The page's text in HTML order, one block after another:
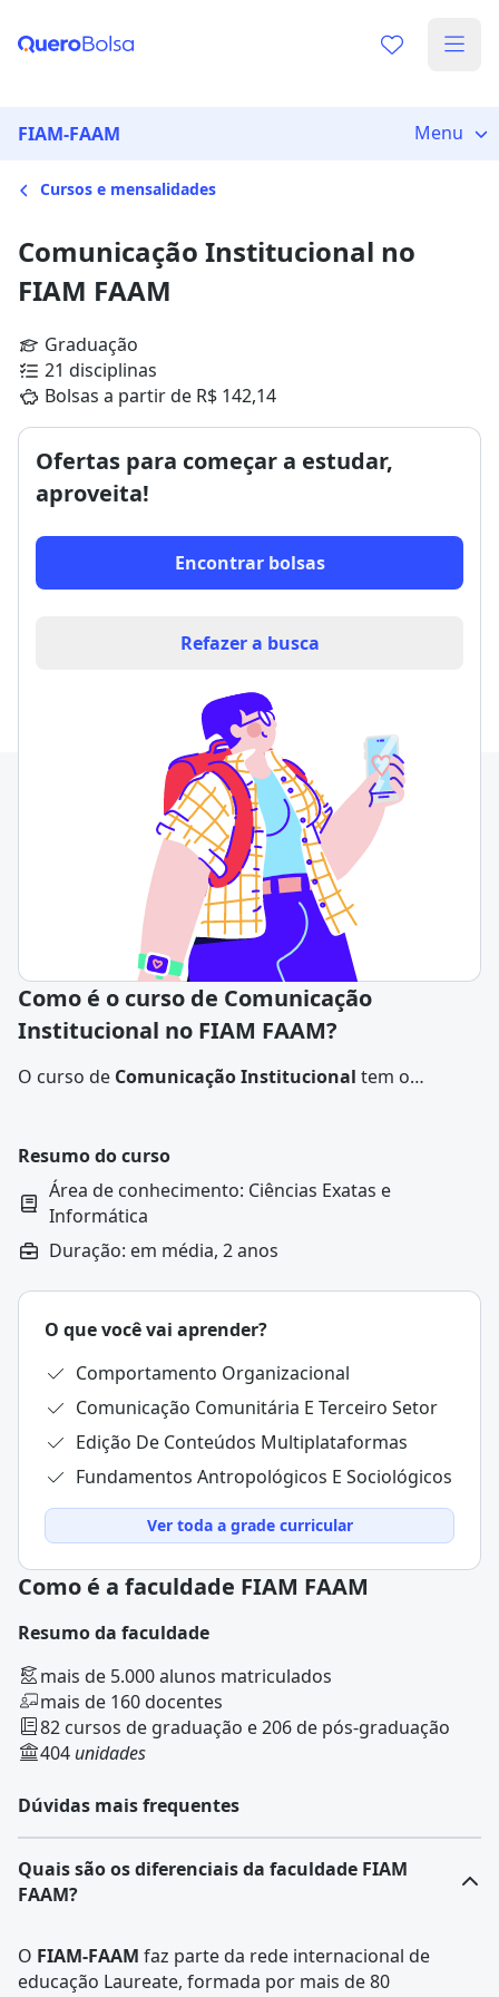
FIAM-FAAM Menu
Cursos e mensalidades
Comunicação Institucional no
FIAM FAAM
Graduação
21 disciplinas
Bolsas a partir de R$ 142,14
Ofertas para começar a estudar,
aproveita!
Encontrar bolsas
Refazer a busca
Como é o curso de Comunicação
Institucional no FIAM FAAM?
O curso de Comunicação Institucional tem o
assegurando o melhor posicionamento da imagem da
empresa.
Resumo do curso
Área de conhecimento: Ciências Exatas e
Informática
Duração: em média, 2 anos
O que você vai aprender?
Comportamento Organizacional
Comunicação Comunitária E Terceiro Setor
Edição De Conteúdos Multiplataformas
Fundamentos Antropológicos E Sociológicos
Ver toda a grade curricular
Como é a faculdade FIAM FAAM
Resumo da faculdade
mais de 5.000 alunos matriculados
mais de 160 docentes
82 cursos de graduação e 206 de pós-graduação
404 unidades
Dúvidas mais frequentes
Quais são os diferenciais da faculdade FIAM
FAAM?
O FIAM-FAAM faz parte da rede internacional de
educação Laureate, formada por mais de 80